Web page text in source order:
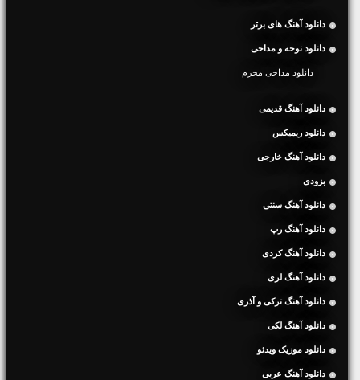
دانلود آهنگ های برتر
دانلود نوحه و مداحی
دانلود مداحی محرم
دانلود آهنگ قدیمی
دانلود ریمیکس
دانلود آهنگ خارجی
بزودی
دانلود آهنگ سنتی
دانلود آهنگ رپ
دانلود آهنگ کردی
دانلود آهنگ لری
دانلود آهنگ ترکی و آذری
دانلود آهنگ لکی
دانلود موزیک ویدئو
دانلود آهنگ عربی